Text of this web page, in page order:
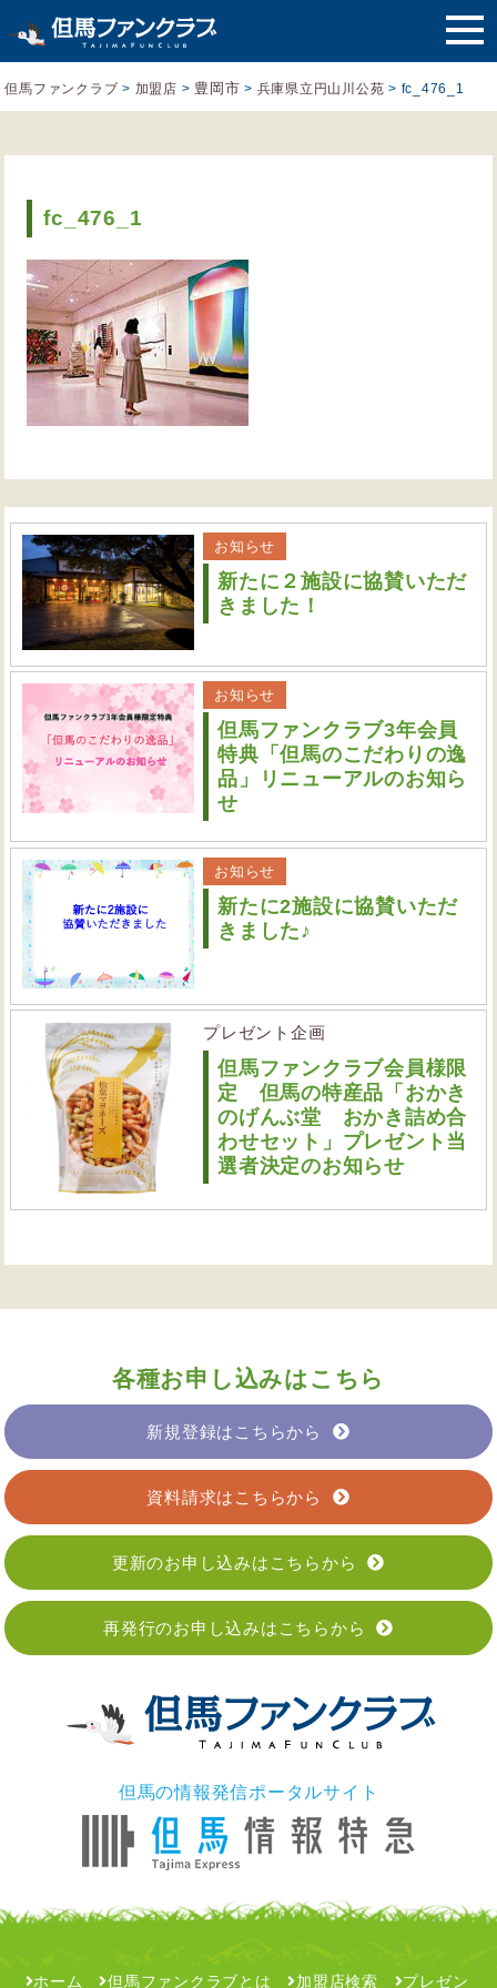
但馬ファンクラブ > 加盟店 > 豊岡市 > 兵庫県立円山川公苑 > fc_476_1
fc_476_1
お知らせ
新たに２施設に協賛いただ
きました！
お知らせ
但馬ファンクラブ3年会員
特典「但馬のこだわりの逸
品」リニューアルのお知ら
せ
お知らせ
新たに2施設に協賛いただ
きました♪
プレゼント企画
但馬ファンクラブ会員様限
定 但馬の特産品「おかき
のげんぶ堂 おかき詰め合
わせセット」プレゼント当
選者決定のお知らせ
各種お申し込みはこちら
新規登録はこちらから
資料請求はこちらから
更新のお申し込みはこちらから
再発行のお申し込みはこちらから
但馬の情報発信ポータルサイト
ホーム 但馬ファンクラブとは 加盟店検索 プレゼン